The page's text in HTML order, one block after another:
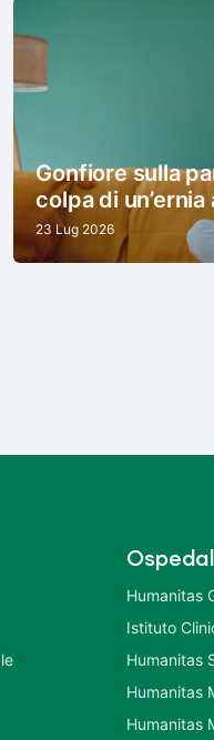
Gonfiore sulla
colpa di
23 Lug 2026
Humanitas
Istituto
Humanitas
Humanitas
Humanitas